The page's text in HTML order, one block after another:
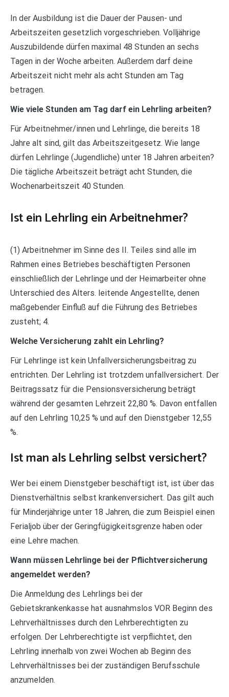
In der Ausbildung ist die Dauer der Pausen- und
Arbeitszeiten gesetzlich vorgeschrieben. Volljährige
Auszubildende dürfen maximal 48 Stunden an sechs
Tagen in der Woche arbeiten. Außerdem darf deine
Arbeitszeit nicht mehr als acht Stunden am Tag
betragen.
Wie viele Stunden am Tag darf ein Lehrling arbeiten?
Für Arbeitnehmer/innen und Lehrlinge, die bereits 18
Jahre alt sind, gilt das Arbeitszeitgesetz. Wie lange
dürfen Lehrlinge (Jugendliche) unter 18 Jahren arbeiten?
Die tägliche Arbeitszeit beträgt acht Stunden, die
Wochenarbeitszeit 40 Stunden.
Ist ein Lehrling ein Arbeitnehmer?
(1) Arbeitnehmer im Sinne des II. Teiles sind alle im
Rahmen eines Betriebes beschäftigten Personen
einschließlich der Lehrlinge und der Heimarbeiter ohne
Unterschied des Alters. leitende Angestellte, denen
maßgebender Einfluß auf die Führung des Betriebes
zusteht; 4.
Welche Versicherung zahlt ein Lehrling?
Für Lehrlinge ist kein Unfallversicherungsbeitrag zu
entrichten. Der Lehrling ist trotzdem unfallversichert. Der
Beitragssatz für die Pensionsversicherung beträgt
während der gesamten Lehrzeit 22,80 %. Davon entfallen
auf den Lehrling 10,25 % und auf den Dienstgeber 12,55
%.
Ist man als Lehrling selbst versichert?
Wer bei einem Dienstgeber beschäftigt ist, ist über das
Dienstverhältnis selbst krankenversichert. Das gilt auch
für Minderjährige unter 18 Jahren, die zum Beispiel einen
Ferialjob über der Geringfügigkeitsgrenze haben oder
eine Lehre machen.
Wann müssen Lehrlinge bei der Pflichtversicherung
angemeldet werden?
Die Anmeldung des Lehrlings bei der
Gebietskrankenkasse hat ausnahmslos VOR Beginn des
Lehrverhältnisses durch den Lehrberechtigten zu
erfolgen. Der Lehrberechtigte ist verpflichtet, den
Lehrling innerhalb von zwei Wochen ab Beginn des
Lehrverhältnisses bei der zuständigen Berufsschule
anzumelden.